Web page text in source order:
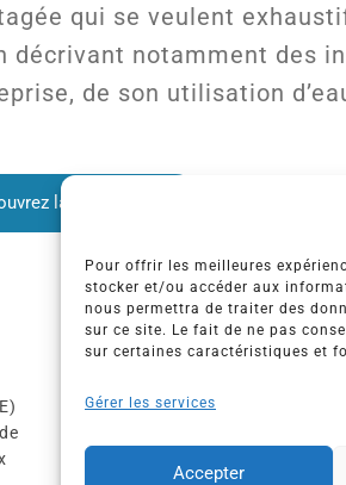
Pour offrir les meilleures
stocker et/ou accéder aux
nous permettra de traiter des
sur ce site. Le fait de ne pas
sur certaines caractéristiques et
Gérer les services
Accepter
qui se veulent
décrivant notamment des
de son utilisation
la publication
L’association EPE
Nos membres